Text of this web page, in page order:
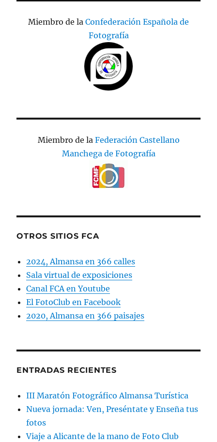
Miembro de la Confederación Española de
Fotografía
Miembro de la Federación Castellano
Manchega de Fotografía
OTROS SITIOS FCA
2024, Almansa en 366 calles
Sala virtual de exposiciones
Canal FCA en Youtube
El FotoClub en Facebook
2020, Almansa en 366 paisajes
ENTRADAS RECIENTES
III Maratón Fotográfico Almansa Turística
Nueva jornada: Ven, Preséntate y Enseña tus
fotos
Viaje a Alicante de la mano de Foto Club